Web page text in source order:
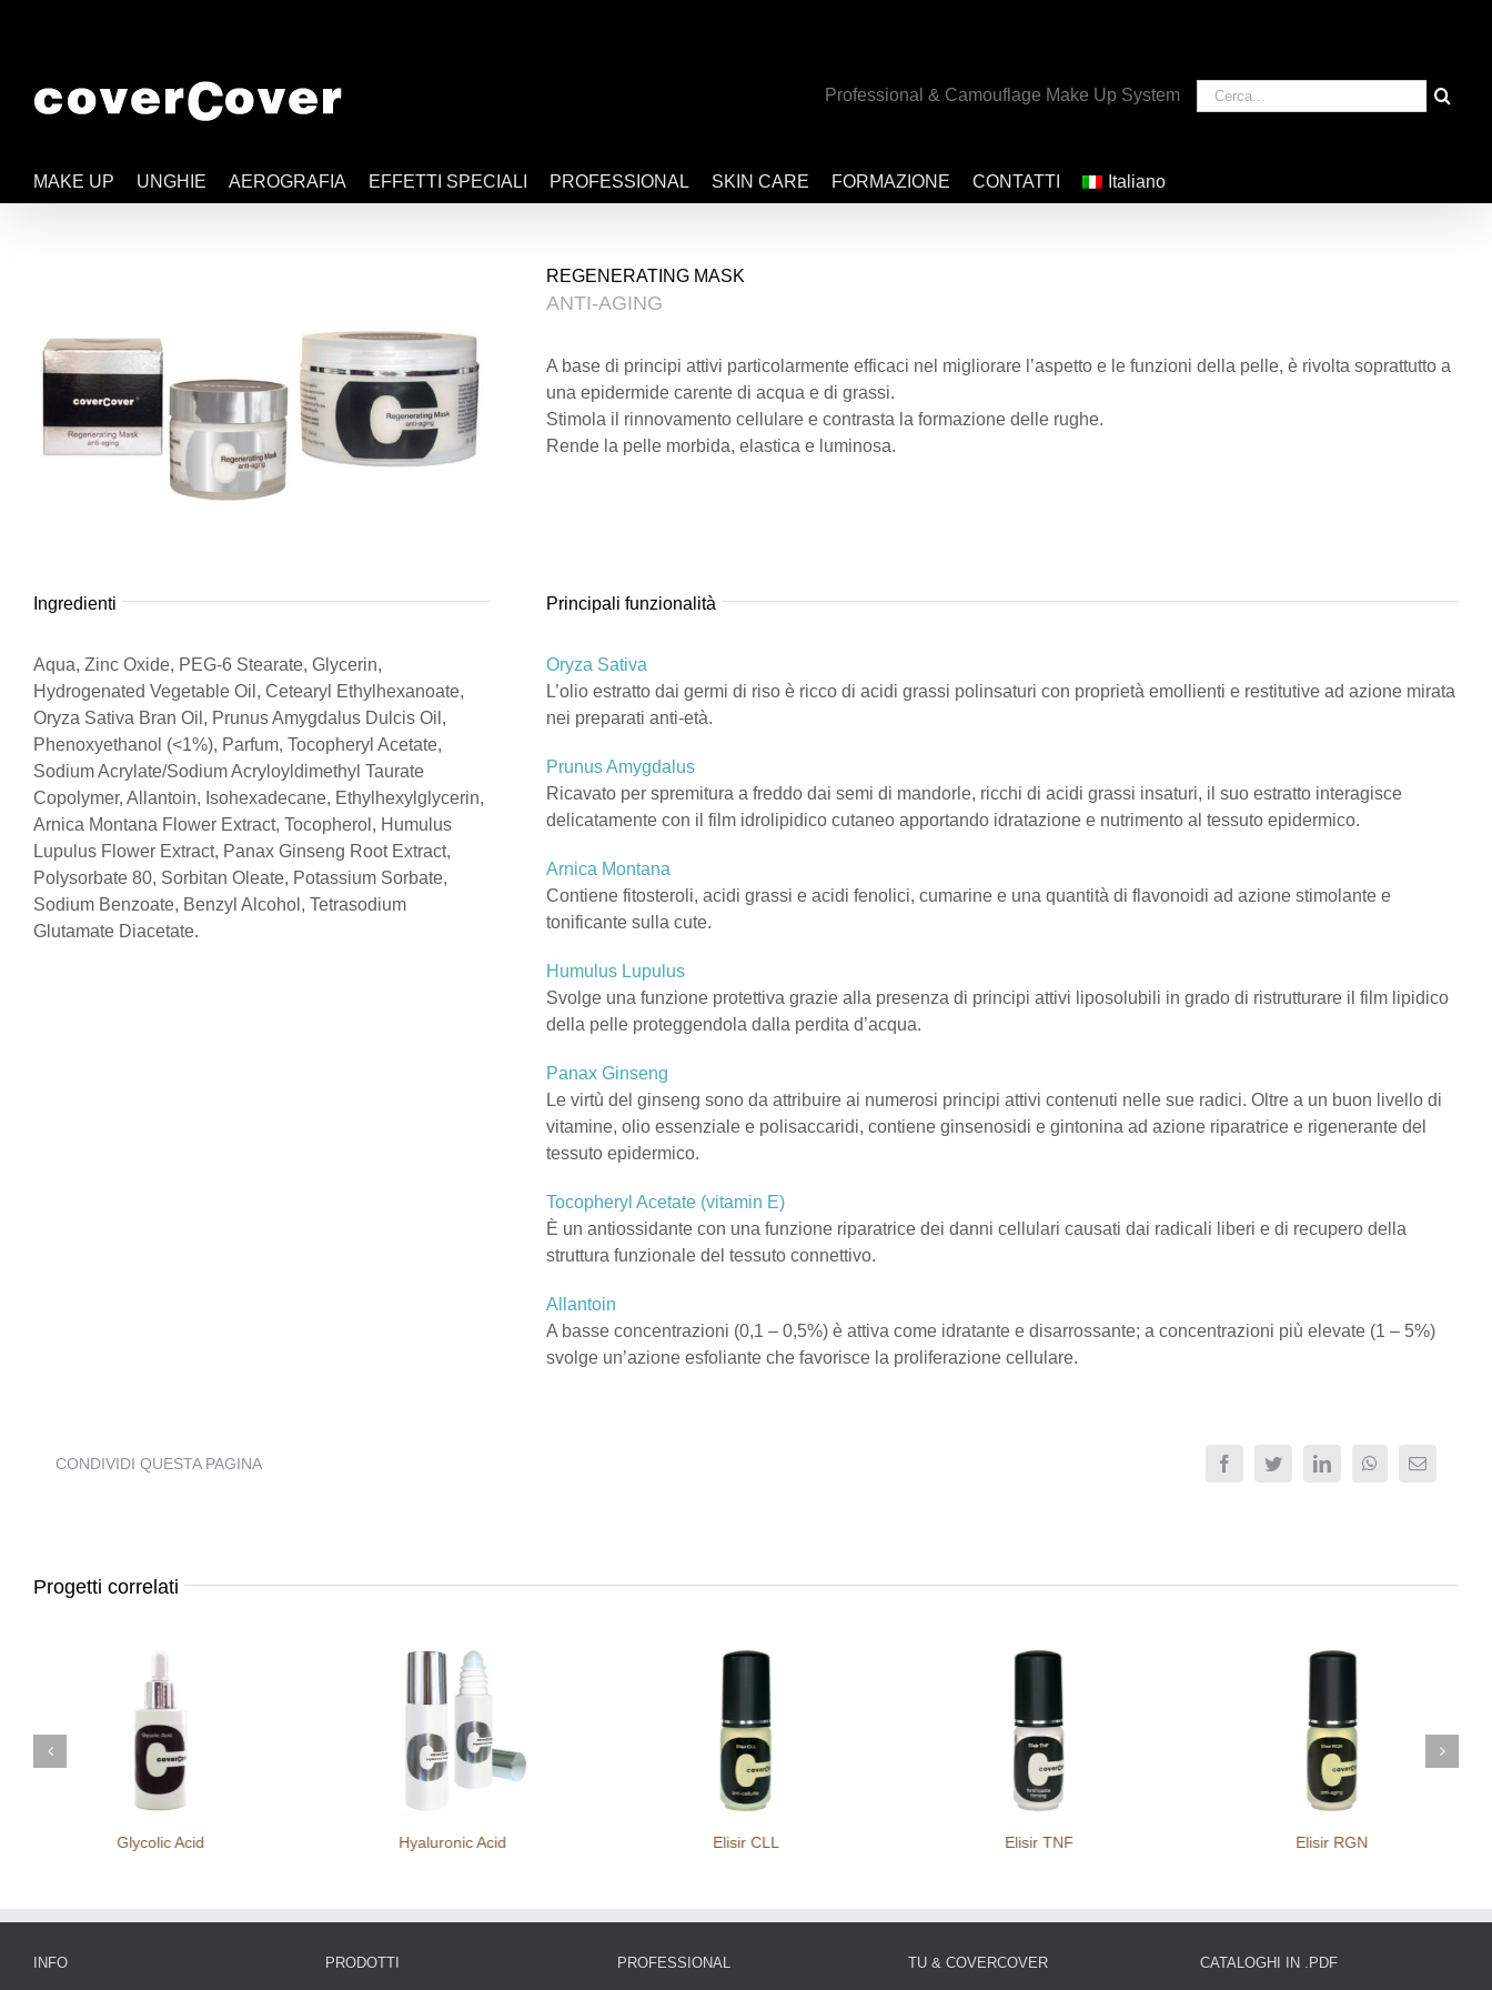
Professional & Camouflage Make Up System
Cerca
per:
MAKE UP UNGHIE AEROGRAFIA EFFETTI SPECIALI PROFESSIONAL SKIN CARE FORMAZIONE CONTATTI Italiano
REGENERATING MASK
ANTI-AGING
A base di principi attivi particolarmente efficaci nel migliorare l’aspetto e le funzioni della pelle, è rivolta soprattutto a
una epidermide carente di acqua e di grassi.
Stimola il rinnovamento cellulare e contrasta la formazione delle rughe.
Rende la pelle morbida, elastica e luminosa.
Ingredienti
Aqua, Zinc Oxide, PEG-6 Stearate, Glycerin,
Hydrogenated Vegetable Oil, Cetearyl Ethylhexanoate,
Oryza Sativa Bran Oil, Prunus Amygdalus Dulcis Oil,
Phenoxyethanol (<1%), Parfum, Tocopheryl Acetate,
Sodium Acrylate/Sodium Acryloyldimethyl Taurate
Copolymer, Allantoin, Isohexadecane, Ethylhexylglycerin,
Arnica Montana Flower Extract, Tocopherol, Humulus
Lupulus Flower Extract, Panax Ginseng Root Extract,
Polysorbate 80, Sorbitan Oleate, Potassium Sorbate,
Sodium Benzoate, Benzyl Alcohol, Tetrasodium
Glutamate Diacetate.
Principali funzionalità
Oryza Sativa
L’olio estratto dai germi di riso è ricco di acidi grassi polinsaturi con proprietà emollienti e restitutive ad azione mirata
nei preparati anti-età.
Prunus Amygdalus
Ricavato per spremitura a freddo dai semi di mandorle, ricchi di acidi grassi insaturi, il suo estratto interagisce
delicatamente con il film idrolipidico cutaneo apportando idratazione e nutrimento al tessuto epidermico.
Arnica Montana
Contiene fitosteroli, acidi grassi e acidi fenolici, cumarine e una quantità di flavonoidi ad azione stimolante e
tonificante sulla cute.
Humulus Lupulus
Svolge una funzione protettiva grazie alla presenza di principi attivi liposolubili in grado di ristrutturare il film lipidico
della pelle proteggendola dalla perdita d’acqua.
Panax Ginseng
Le virtù del ginseng sono da attribuire ai numerosi principi attivi contenuti nelle sue radici. Oltre a un buon livello di
vitamine, olio essenziale e polisaccaridi, contiene ginsenosidi e gintonina ad azione riparatrice e rigenerante del
tessuto epidermico.
Tocopheryl Acetate (vitamin E)
È un antiossidante con una funzione riparatrice dei danni cellulari causati dai radicali liberi e di recupero della
struttura funzionale del tessuto connettivo.
Allantoin
A basse concentrazioni (0,1 – 0,5%) è attiva come idratante e disarrossante; a concentrazioni più elevate (1 – 5%)
svolge un’azione esfoliante che favorisce la proliferazione cellulare.
CONDIVIDI QUESTA PAGINA FacebookTwitterLinkedInWhatsApp
Email
Progetti correlati
Glycolic Acid Hyaluronic Acid Elisir CLL Elisir TNF Elisir RGN
INFO PRODOTTI PROFESSIONAL TU & COVERCOVER CATALOGHI IN .PDF